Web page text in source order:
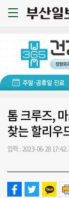
톰 크루즈,
찾는 할리우
입력 : 2023-06-28